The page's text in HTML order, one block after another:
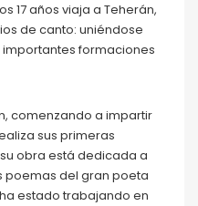
17 años viaja a Teherán,
de canto: uniéndose
formaciones
comenzando a impartir
sus primeras
obra está dedicada a
poemas del gran poeta
estado trabajando en